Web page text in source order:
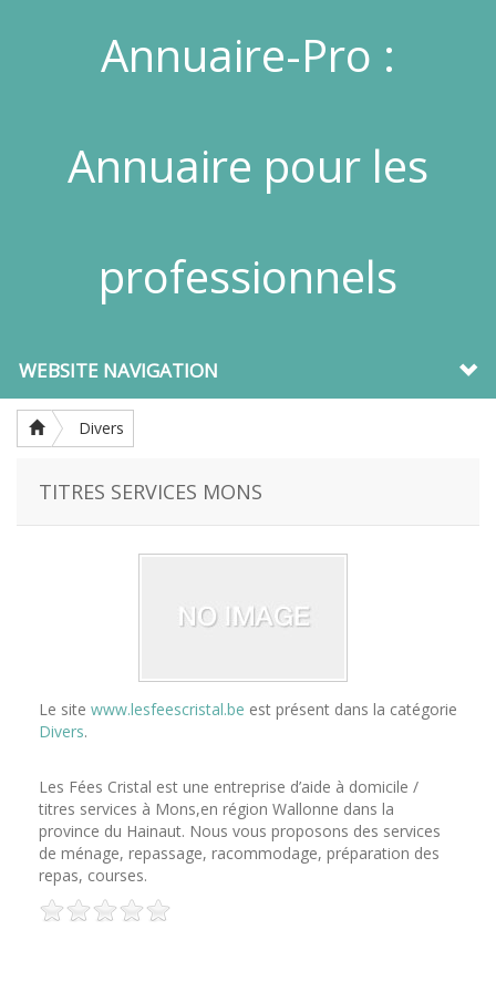
Annuaire-Pro :
Annuaire pour les
professionnels
WEBSITE NAVIGATION
Divers
TITRES SERVICES MONS
Le site www.lesfeescristal.be est présent dans la catégorie
Divers.
Les Fées Cristal est une entreprise d’aide à domicile /
titres services à Mons,en région Wallonne dans la
province du Hainaut. Nous vous proposons des services
de ménage, repassage, racommodage, préparation des
repas, courses.